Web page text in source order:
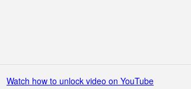
Watch how to unlock video on YouTube